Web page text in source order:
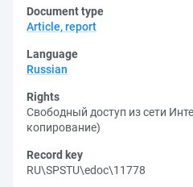
Document type
Article, report
Language
Russian
Rights
Свободный доступ из сети
копирование)
Record key
RU\SPSTU\edoc\11778